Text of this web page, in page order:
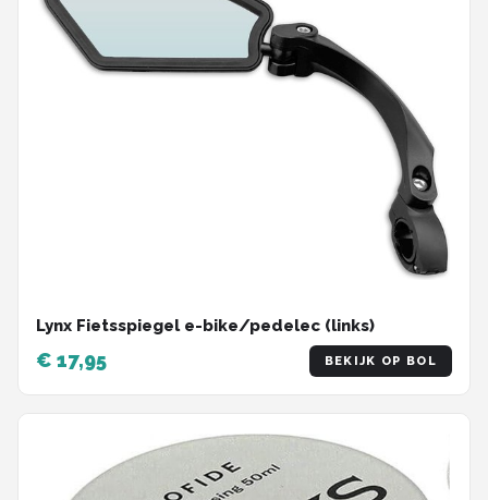
Lynx Fietsspiegel e-bike/pedelec (links)
€ 17,95 BEKIJK OP BOL